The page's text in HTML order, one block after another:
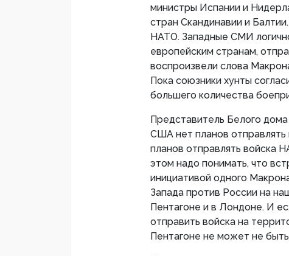
министры Испании и
стран Скандинавии и
НАТО. Западные СМИ
европейским странам,
воспроизвели слова
Пока союзники хунты
большего количества
Представитель Белого
США нет планов отправлять
планов отправлять войска
этом надо понимать, что
инициативой одного
Запада против России на
Пентагоне и в Лондоне. И
отправить войска на
Пентагоне не может не